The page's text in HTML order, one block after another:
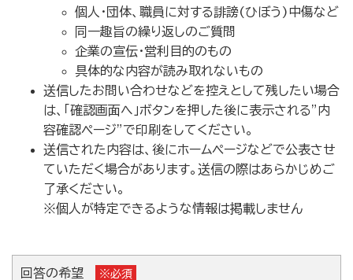
個人・団体、職員に対する誹謗(ひぼう)中傷など
同一趣旨の繰り返しのご質問
企業の宣伝・営利目的のもの
具体的な内容が読み取れないもの
送信したお問い合わせなどを控えとして残したい場合
は、「確認画面へ」ボタンを押した後に表示される”内
容確認ページ”で印刷をしてください。
送信された内容は、後にホームページなどで公表させ
ていただく場合があります。送信の際はあらかじめご
了承ください。
※個人が特定できるような情報は掲載しません
回答の希望 ※必須